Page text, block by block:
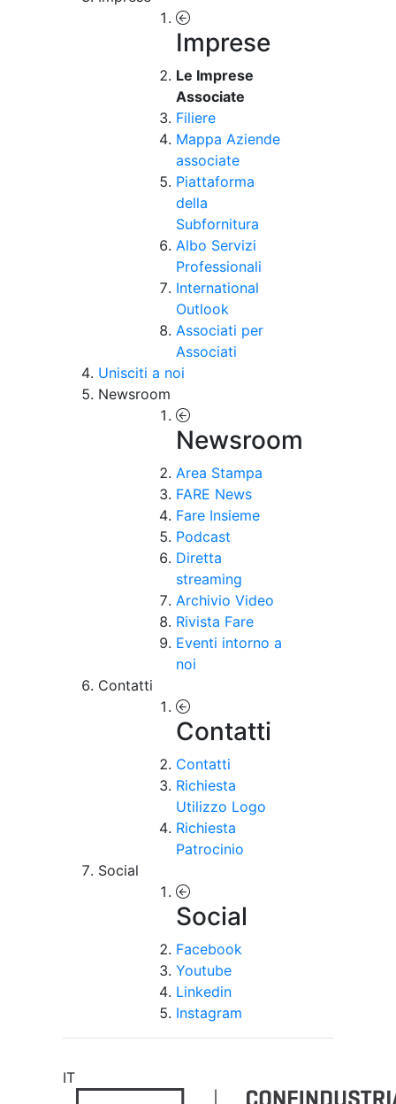
Imprese
Le Imprese
Associate
Filiere
Mappa Aziende
associate
Piattaforma
della
Subfornitura
Albo Servizi
Professionali
International
Outlook
Associati per
Associati
Unisciti a noi
Newsroom
Newsroom
Area Stampa
FARE News
Fare Insieme
Podcast
Diretta
streaming
Archivio Video
Rivista Fare
Eventi intorno a
noi
Contatti
Contatti
Contatti
Richiesta
Utilizzo Logo
Richiesta
Patrocinio
Social
Social
Facebook
Youtube
Linkedin
Instagram
IT